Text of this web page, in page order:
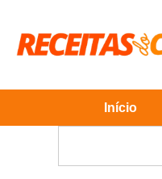
content
Início